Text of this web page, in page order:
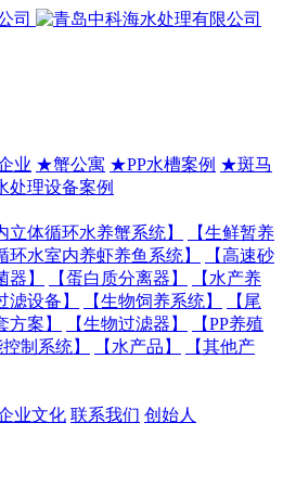
业 ★蟹公寓 ★PP水槽案例 ★斑马
处理设备案例
立体循环水养蟹系统】
【生鲜暂养
环水室内养虾养鱼系统】
【高速砂
器】 【蛋白质分离器】
【水产养
滤设备】 【生物饲养系统】
【尾
方案】 【生物过滤器】
【PP养殖
控制系统】 【水产品】
【其他产
业文化 联系我们 创始人